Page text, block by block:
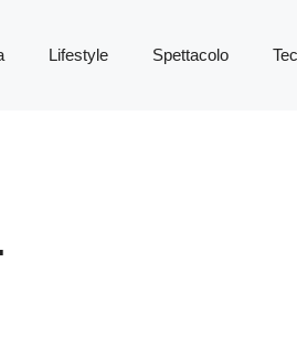
Lifestyle Spettacolo